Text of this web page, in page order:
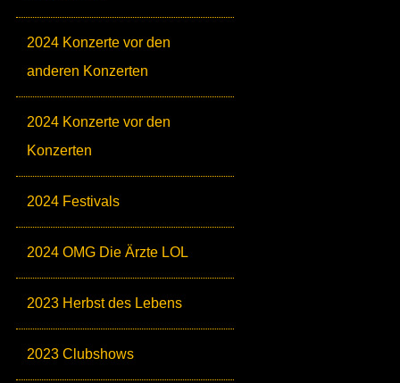
2024 Konzerte vor den
anderen Konzerten
2024 Konzerte vor den
Konzerten
2024 Festivals
2024 OMG Die Ärzte LOL
2023 Herbst des Lebens
2023 Clubshows